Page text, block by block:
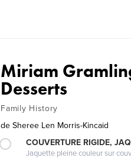
Miriam
Desserts
Family History
de Sheree Len Morris-Kincaid
COUVERTURE RIGIDE,
Jaquette pleine couleur sur